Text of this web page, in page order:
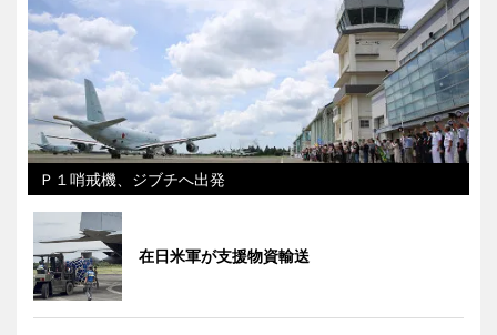
Ｐ１哨戒機、ジブチへ出発
在日米軍が支援物資輸送